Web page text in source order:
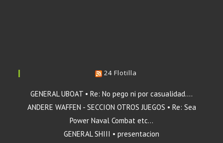
24 Flotilla
GENERAL UBOAT • Re: No pego ni por casualidad....
ANDERE WAFFEN - SECCION OTROS JUEGOS • Re: Sea
Power Naval Combat etc...
GENERAL SHIII • presentacion